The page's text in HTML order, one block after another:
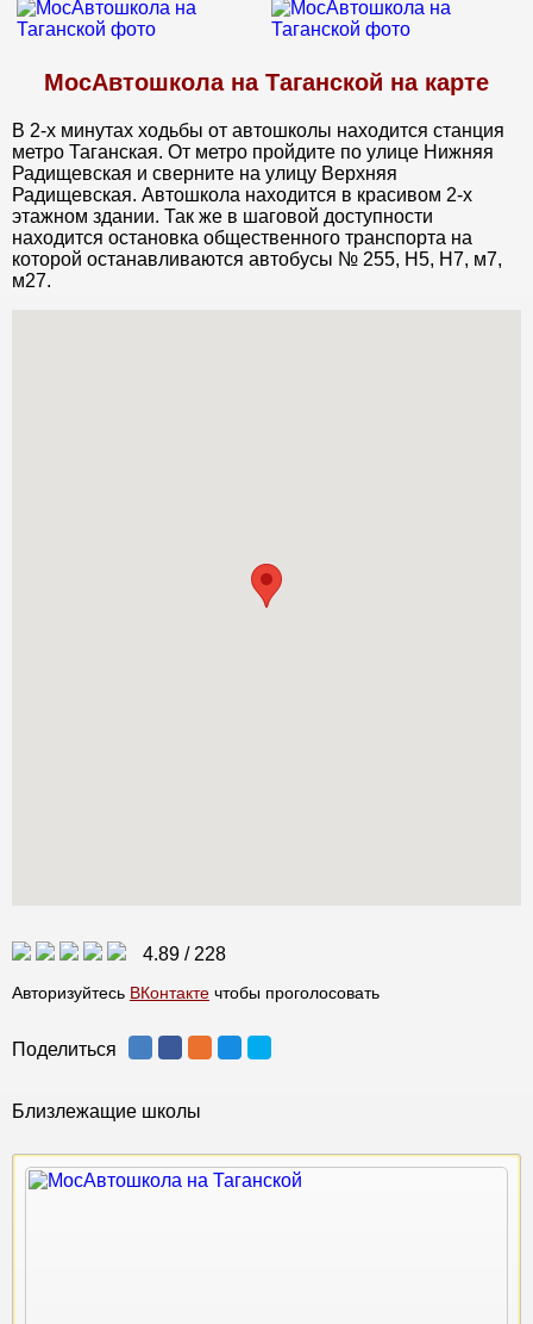
МосАвтошкола на Таганской на карте
В 2-х минутах ходьбы от автошколы находится станция
метро Таганская. От метро пройдите по улице Нижняя
Радищевская и сверните на улицу Верхняя
Радищевская. Автошкола находится в красивом 2-х
этажном здании. Так же в шаговой доступности
находится остановка общественного транспорта на
которой останавливаются автобусы № 255, Н5, Н7, м7,
м27.
4.89 / 228
Авторизуйтесь ВКонтакте чтобы проголосовать
Поделиться
Близлежащие школы